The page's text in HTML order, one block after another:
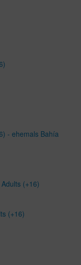
- ehemals Bahía
(+16)
(+16)